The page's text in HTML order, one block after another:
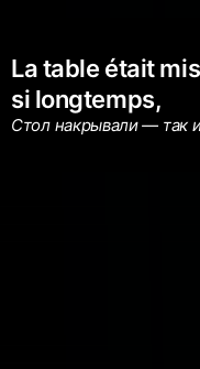
La table était
si longtemps,
Стол накрывали — так